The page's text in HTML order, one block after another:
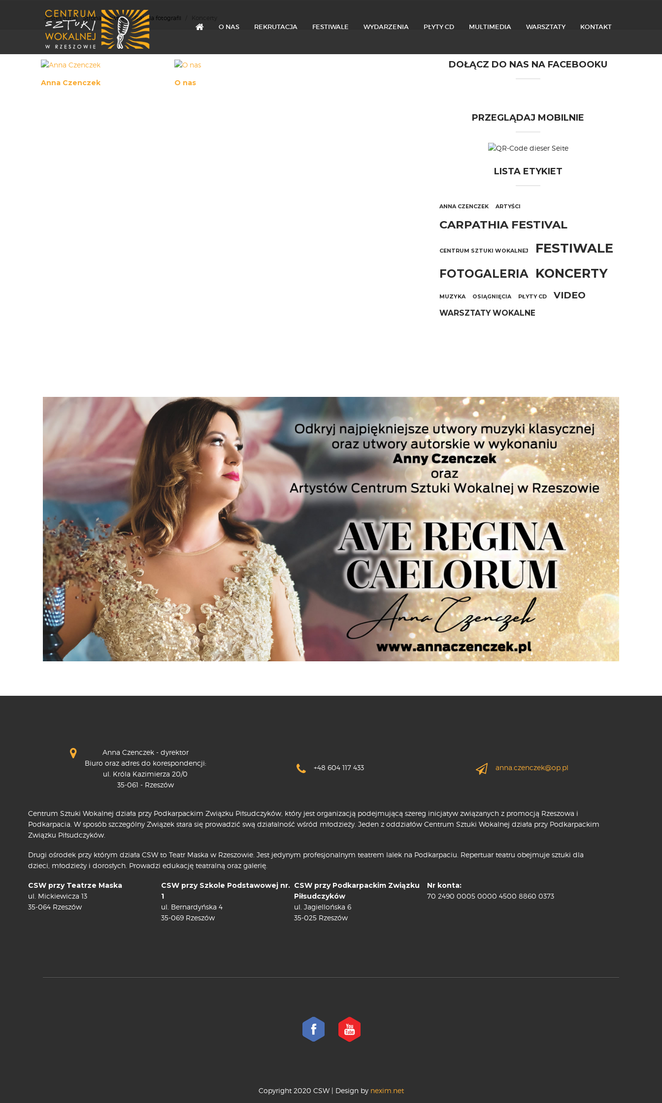
O NAS REKRUTACJA FESTIWALE WYDARZENIA PŁYTY CD MULTIMEDIA WARSZTATY KONTAKT
Jesteś tutaj: Strona główna / Galeria fotografii Koncerty
Anna Czenczek O nas
DOŁĄCZ DO NAS NA FACEBOOKU
PRZEGLĄDAJ MOBILNIE
LISTA ETYKIET
ANNA CZENCZEK ARTYŚCI
CARPATHIA FESTIVAL
CENTRUM SZTUKI WOKALNEJ FESTIWALE
FOTOGALERIA KONCERTY
MUZYKA OSIĄGNIĘCIA PŁYTY CD VIDEO
WARSZTATY WOKALNE
Anna Czenczek - dyrektor
Biuro oraz adres do korespondencji:
ul. Króla Kazimierza 20/0
35-061 - Rzeszów
+48 604 117 433 anna.czenczek@op.pl
Centrum Sztuki Wokalnej działa przy Podkarpackim Związku Piłsudczyków, który jest organizacją podejmującą szereg inicjatyw związanych z promocją Rzeszowa i
Podkarpacia. W sposób szczególny Związek stara się prowadzić swą działalność wśród młodzieży. Jeden z oddziałów Centrum Sztuki Wokalnej działa przy Podkarpackim
Związku Piłsudczyków.
Drugi ośrodek przy którym działa CSW to Teatr Maska w Rzeszowie. Jest jedynym profesjonalnym teatrem lalek na Podkarpaciu. Repertuar teatru obejmuje sztuki dla
dzieci, młodzieży i dorosłych. Prowadzi edukację teatralną oraz galerię.
CSW przy Teatrze Maska
ul. Mickiewicza 13
35-064 Rzeszów
CSW przy Szkole Podstawowej nr.
1
ul. Bernardyńska 4
35-069 Rzeszów
CSW przy Podkarpackim Związku
Piłsudczyków
ul. Jagiellońska 6
35-025 Rzeszów
Nr konta:
70 2490 0005 0000 4500 8860 0373
Copyright 2020 CSW | Design bynexim.net